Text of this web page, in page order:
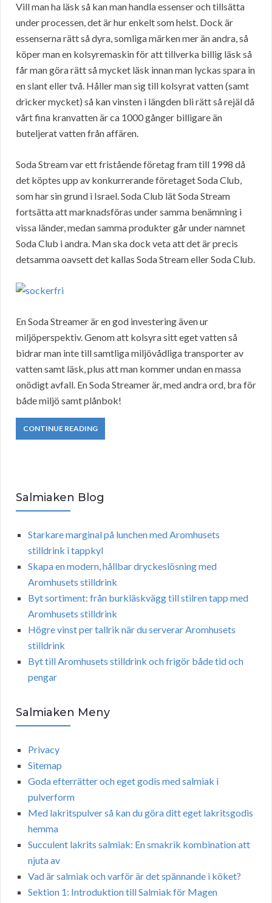
Vill man ha läsk så kan man handla essenser och tillsätta
under processen, det är hur enkelt som helst. Dock är
essenserna rätt så dyra, somliga märken mer än andra, så
köper man en kolsyremaskin för att tillverka billig läsk så
får man göra rätt så mycket läsk innan man lyckas spara in
en slant eller två. Håller man sig till kolsyrat vatten (samt
dricker mycket) så kan vinsten i längden bli rätt så rejäl då
vårt fina kranvatten är ca 1000 gånger billigare än
buteljerat vatten från affären.
Soda Stream var ett fristående företag fram till 1998 då
det köptes upp av konkurrerande företaget Soda Club,
som har sin grund i Israel. Soda Club lät Soda Stream
fortsätta att marknadsföras under samma benämning i
vissa länder, medan samma produkter går under namnet
Soda Club i andra. Man ska dock veta att det är precis
detsamma oavsett det kallas Soda Stream eller Soda Club.
En Soda Streamer är en god investering även ur
miljöperspektiv. Genom att kolsyra sitt eget vatten så
bidrar man inte till samtliga miljövådliga transporter av
vatten samt läsk, plus att man kommer undan en massa
onödigt avfall. En Soda Streamer är, med andra ord, bra för
både miljö samt plånbok!
CONTINUE READING
Salmiaken Blog
Starkare marginal på lunchen med Aromhusets
stilldrink i tappkyl
Skapa en modern, hållbar dryckeslösning med
Aromhusets stilldrink
Byt sortiment: från burkläskvägg till stilren tapp med
Aromhusets stilldrink
Högre vinst per tallrik när du serverar Aromhusets
stilldrink
Byt till Aromhusets stilldrink och frigör både tid och
pengar
Salmiaken Meny
Privacy
Sitemap
Goda efterrätter och eget godis med salmiak i
pulverform
Med lakritspulver så kan du göra ditt eget lakritsgodis
hemma
Succulent lakrits salmiak: En smakrik kombination att
njuta av
Vad är salmiak och varför är det spännande i köket?
Sektion 1: Introduktion till Salmiak för Magen